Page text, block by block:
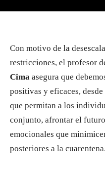
Con motivo de la
restricciones, el profesor
Cima asegura que
positivas y eficaces,
que permitan a los
conjunto, afrontar el
emocionales que
posteriores a la cuarentena.